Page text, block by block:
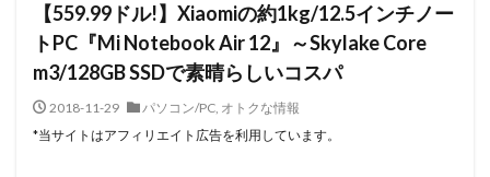
【559.99ドル!】Xiaomiの約1kg/12.5インチノー
トPC『Mi Notebook Air 12』～Skylake Core
m3/128GB SSDで素晴らしいコスパ
2018-11-29 パソコン/PC, オトクな情報
*当サイトはアフィリエイト広告を利用しています。